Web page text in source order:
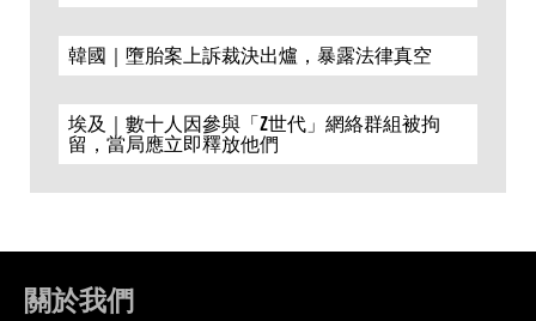
韓國｜墮胎案上訴裁決出爐，暴露法律真空
埃及｜數十人因參與「Z世代」網絡群組被拘
留，當局應立即釋放他們
關於我們